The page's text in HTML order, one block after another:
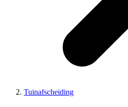
Tuinafscheiding